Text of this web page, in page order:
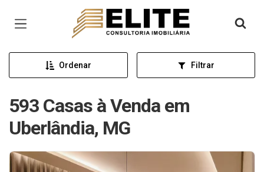
Página inicial
Ordenar Filtrar
593 Casas à Venda em
Uberlândia, MG